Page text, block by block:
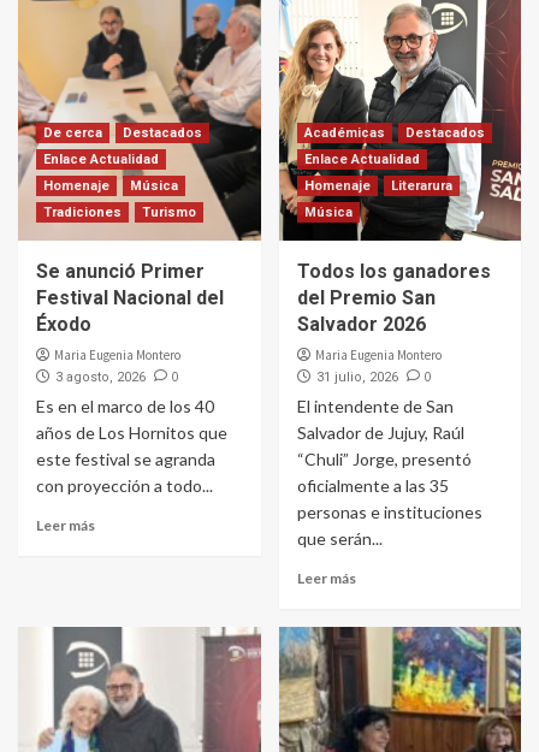
De cerca
Destacados
Enlace Actualidad
Homenaje
Música
Tradiciones
Turismo
Se anunció Primer
Festival Nacional del
Éxodo
Maria Eugenia Montero
3 agosto, 2026 0
Es en el marco de los 40
años de Los Hornitos que
este festival se agranda
con proyección a todo...
Leer más
Académicas
Destacados
Enlace Actualidad
Homenaje
Literarura
Música
Todos los ganadores
del Premio San
Salvador 2026
Maria Eugenia Montero
31 julio, 2026 0
El intendente de San
Salvador de Jujuy, Raúl
“Chuli” Jorge, presentó
oficialmente a las 35
personas e instituciones
que serán...
Leer más